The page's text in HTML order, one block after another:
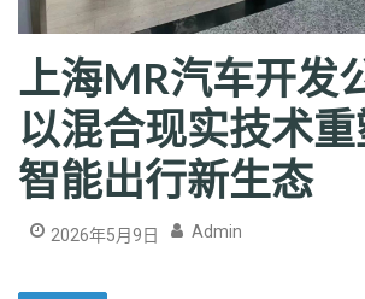
上海MR汽车开
以混合现实技术
智能出行新生态
2026年5月9日 Admin